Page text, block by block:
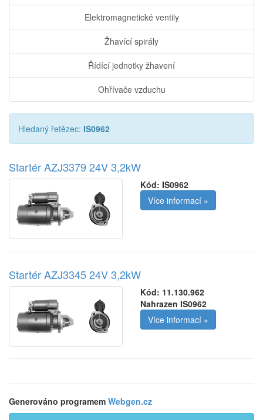
Elektromagnetické ventily
Žhavící spirály
Řídící jednotky žhavení
Ohřívače vzduchu
Hledaný řetězec: IS0962
Startér AZJ3379 24V 3,2kW
Kód: IS0962
Více informací »
Startér AZJ3345 24V 3,2kW
Kód: 11.130.962
Nahrazen IS0962
Více informací »
Generováno programem Webgen.cz